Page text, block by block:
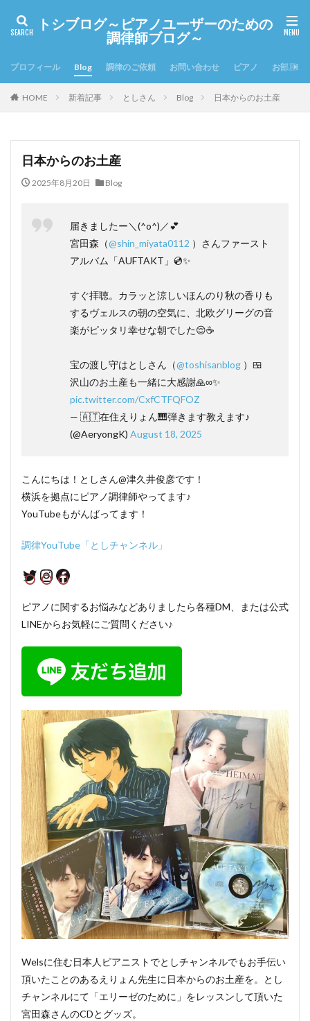
トシブログ～ピアノユーザーのための
調律師ブログ～
プロフィール Blog 調律のご依頼 お問い合わせ ピアノ お部屋の
HOME 新着記事 としさん Blog 日本からのお土産
日本からのお土産
2025年8月20日 Blog
届きましたー＼(^o^)／💕
宮田森（@shin_miyata0112 ）さんファースト
アルバム「AUFTAKT」💿✨
すぐ拝聴。カラッと涼しいほんのり秋の香りも
するヴェルスの朝の空気に、北欧グリーグの音
楽がピッタリ幸せな朝でした😌☕️
宝の渡し守はとしさん（@toshisanblog ）🍱
沢山のお土産も一緒に大感謝🙏∞✨
pic.twitter.com/CxfCTFQFOZ
— 🇦🇹在住えりょん🎹弾きます教えます♪
(@AeryongK) August 18, 2025
こんにちは！としさん@津久井俊彦です！
横浜を拠点にピアノ調律師やってます♪
YouTubeもがんばってます！
調律YouTube「としチャンネル」
Twitter
Instagram
Facebook
ピアノに関するお悩みなどありましたら各種DM、または公式
LINEからお気軽にご質問ください♪
Welsに住む日本人ピアニストでとしチャンネルでもお手伝い
頂いたことのあるえりょん先生に日本からのお土産を。とし
チャンネルにて「エリーゼのために」をレッスンして頂いた
宮田森さんのCDとグッズ。